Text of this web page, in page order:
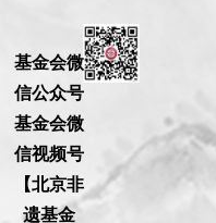
基金会微
信公众号
基金会微
信视频号
【北京非
遗基金